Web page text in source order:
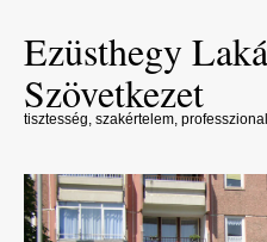
Ezüsthegy
Szövetkezet
tisztesség, szakértelem,